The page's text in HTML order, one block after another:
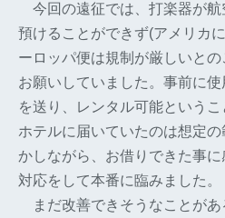
今回の遠征では、打楽器が航
預けることができず(アメリカ
ーロッパ便は規制が厳しいと
お願いしていました。事前に
を送り、レンタル可能という
ホテルに届いていたのは想定
かしながら、お借りできた事
対応をして本番に臨みました。
まだ改善できそうなことがあ